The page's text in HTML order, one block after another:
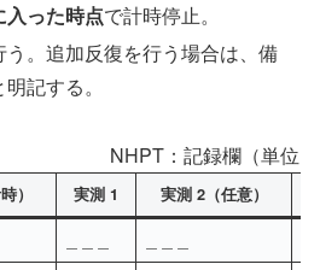
った時点で計時停止。
。追加反復を行う場合は、備
記する。
NHPT：記録欄（単位
） 実測 1 実測 2（任意）